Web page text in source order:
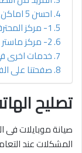
احسن 5 اماكن صيانة الهاتف المحمول فى العامرية
1- مركز المحترف لخدمات الكمبيوتر والمحمول
2- مركز ماستر فون لخدمات المحمول
خدمات اخرى
صفحتنا على
تصليح
صيانة موبايلات فى
المشكلات عند